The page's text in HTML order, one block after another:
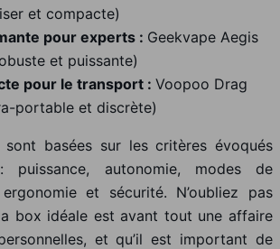
et compacte)
pour experts : Geekvape Aegis
et puissante)
pour le transport : Voopoo Drag
portable et discrète)
sont basées sur les critères évoqués
puissance, autonomie, modes de
et sécurité. N’oubliez pas
box idéale est avant tout une affaire
et qu’il est important de